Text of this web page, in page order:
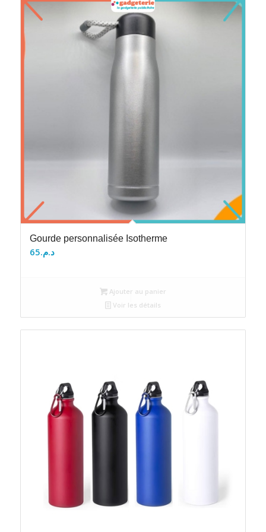
Gourde personnalisée Isotherme
د.م.65
Ajouter au panier
Voir les détails